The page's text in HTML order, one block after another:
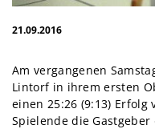
21.09.2016
Am vergangenen
Lintorf in ihrem ersten
einen 25:26 (9:13)
Spielende die